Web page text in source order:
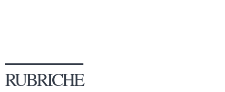
Tabù Festival 2014
A Tutto Volume
RUBRICHE